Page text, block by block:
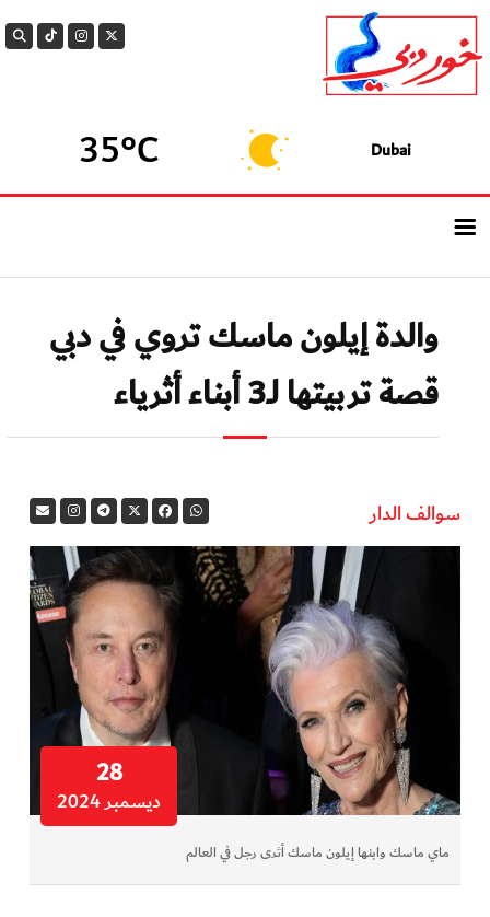
Dubai
35°C
الرئيسيــة
أحدث الأخبار
سوالف الدار
في المرمى
وثائقيات الخور
فن وثقافة
كوكب دبي
تقارير الخور
فيديو
والدة إيلون ماسك تروي في دبي
قصة تربيتها لـ3 أبناء أثرياء
سوالف الدار
28
ديسمبر 2024
ماي ماسك وابنها إيلون ماسك أثرى رجل في العالم